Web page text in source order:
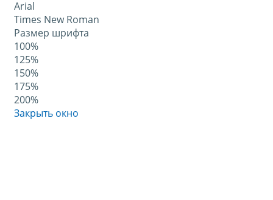
Arial
Times New Roman
Размер шрифта
100%
125%
150%
175%
200%
Закрыть окно